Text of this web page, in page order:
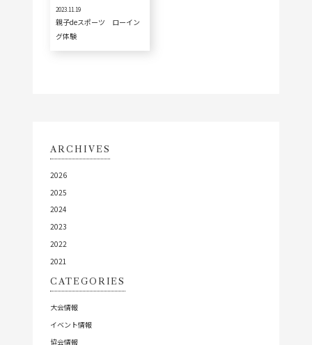
2023.11.19
親子deスポーツ ローイン
グ体験
ARCHIVES
2026
2025
2024
2023
2022
2021
CATEGORIES
大会情報
イベント情報
協会情報